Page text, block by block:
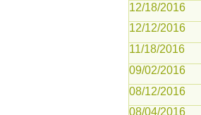
12/18/2016
12/12/2016
11/18/2016
09/02/2016
08/12/2016
08/04/2016